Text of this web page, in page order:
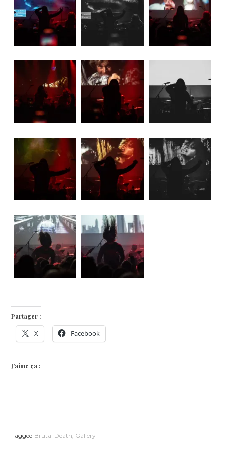
Partager :
X Facebook
J’aime ça :
Tagged Brutal Death Gallery